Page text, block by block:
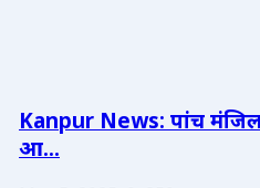
Kanpur News: पांच
आ...